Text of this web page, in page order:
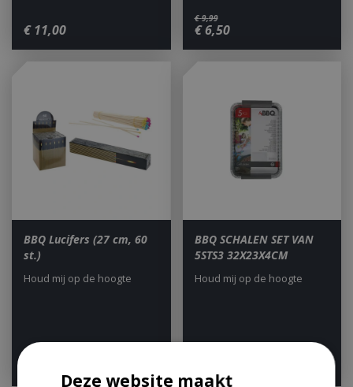
€ 11,00
€ 9,99
€ 6,50
BBQ Lucifers (27 cm, 60
st.)
Houd mij op de hoogte
BBQ SCHALEN SET VAN
5STS3 32X23X4CM
Houd mij op de hoogte
Deze website maakt